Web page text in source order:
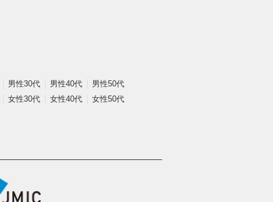
男性30代 男性40代
男性50代
女性30代
女性40代 女性50代